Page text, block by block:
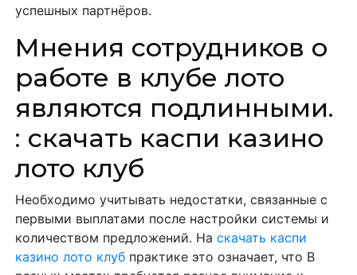
успешных партнёров.
Мнения сотрудников о
работе в клубе лото
являются подлинными.
: скачать каспи казино
лото клуб
Необходимо учитывать недостатки, связанные с
первыми выплатами после настройки системы и
количеством предложений. На скачать каспи
казино лото клуб практике это означает, что В